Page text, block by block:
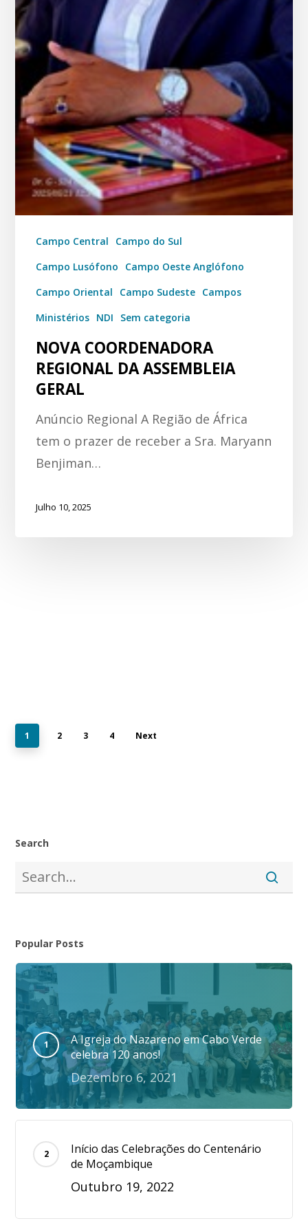
Campo Central
Campo do Sul
Campo Lusófono
Campo Oeste Anglófono
Campo Oriental
Campo Sudeste Campos
Ministérios NDI Sem categoria
NOVA COORDENADORA
REGIONAL DA ASSEMBLEIA
GERAL
Anúncio Regional A Região de África
tem o prazer de receber a Sra. Maryann
Benjiman…
Julho 10, 2025
1 2 3 4 Next
Search
Popular Posts
A Igreja do Nazareno em Cabo Verde
celebra 120 anos!
Dezembro 6, 2021
Início das Celebrações do Centenário
de Moçambique
Outubro 19, 2022